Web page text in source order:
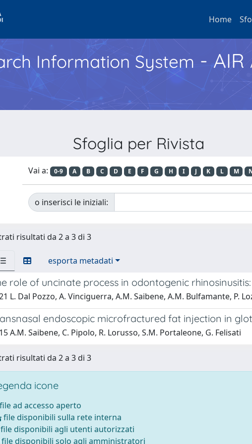
Home
Information System - AIR
Sfoglia per Rivista
Vai a: 0-9 A B C D E F G H I J K L M
o inserisci le iniziali:
risultati da 2 a 3 di 3
esporta metadati
role of uncinate process in odontogenic
L. Dal Pozzo, A. Vinciguerra, A.M. Saibene, A.M. Bulfamante, P.
endoscopic microfractured fat injection in
A.M. Saibene, C. Pipolo, R. Lorusso, S.M. Portaleone, G. Felisati
risultati da 2 a 3 di 3
icone
file ad accesso aperto
file disponibili sulla rete interna
file disponibili agli utenti autorizzati
file disponibili solo agli amministratori